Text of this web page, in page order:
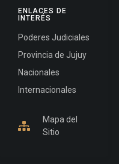
ENLACES DE
INTERÉS
Poderes Judiciales
Provincia de Jujuy
Nacionales
Internacionales
Mapa del
Sitio